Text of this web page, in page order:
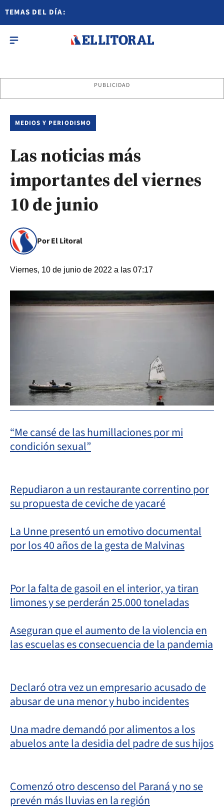
TEMAS DEL DÍA:
PUBLICIDAD
MEDIOS Y PERIODISMO
Las noticias más
importantes del viernes
10 de junio
Por El Litoral
Viernes, 10 de junio de 2022 a las 07:17
“Me cansé de las humillaciones por mi
condición sexual”
Repudiaron a un restaurante correntino por
su propuesta de ceviche de yacaré
La Unne presentó un emotivo documental
por los 40 años de la gesta de Malvinas
Por la falta de gasoil en el interior, ya tiran
limones y se perderán 25.000 toneladas
Aseguran que el aumento de la violencia en
las escuelas es consecuencia de la pandemia
Declaró otra vez un empresario acusado de
abusar de una menor y hubo incidentes
Una madre demandó por alimentos a los
abuelos ante la desidia del padre de sus hijos
Comenzó otro descenso del Paraná y no se
prevén más lluvias en la región